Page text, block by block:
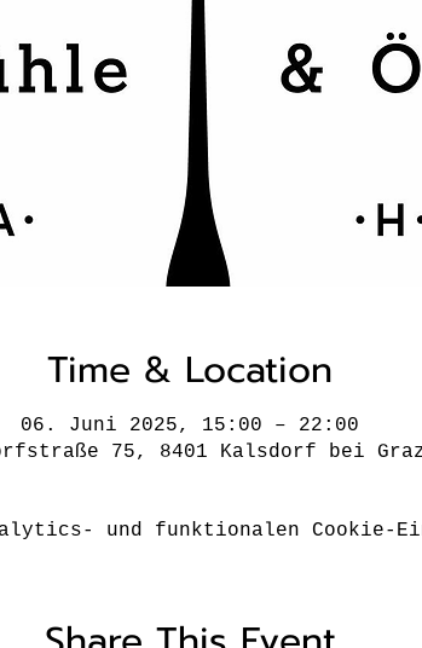
Time & Location
06. Juni 2025, 15:00 – 22:00
75, 8401 Kalsdorf bei
und funktionalen Cookie-